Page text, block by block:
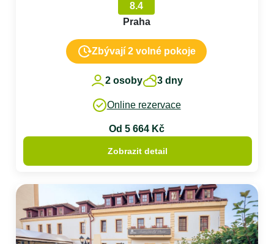
8.4
Praha
Zbývají 2 volné pokoje
2 osoby 3 dny
Online rezervace
Od 5 664 Kč
Zobrazit detail